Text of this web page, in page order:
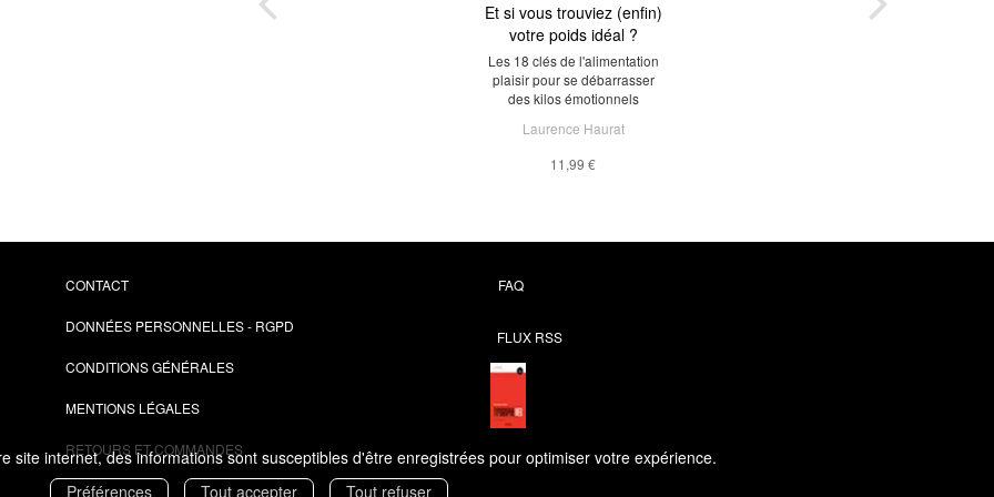
site internet, des informations sont susceptibles d'être enregistrées pour optimiser votre expérience.
Préférences
Tout accepter Tout refuser
Et si vous trouviez (enfin)
votre poids idéal ?
Les 18 clés de l'alimentation
plaisir pour se débarrasser
des kilos émotionnels
Laurence Haurat
11,99 €
CONTACT
DONNÉES PERSONNELLES - RGPD
CONDITIONS GÉNÉRALES
MENTIONS LÉGALES
RETOURS ET COMMANDES
FAQ
FLUX RSS